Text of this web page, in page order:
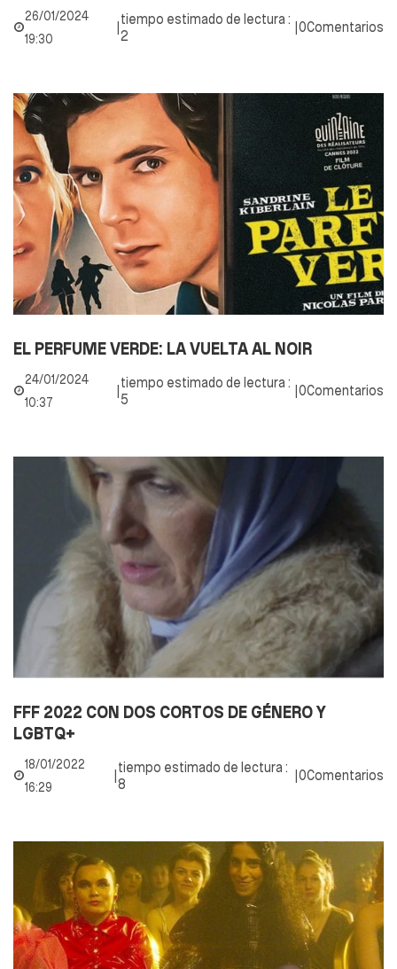
26/01/2024
19:30
|
tiempo estimado de lectura :
2
|0Comentarios
EL PERFUME VERDE: LA VUELTA AL NOIR
24/01/2024
10:37
|
tiempo estimado de lectura :
5
|0Comentarios
FFF 2022 CON DOS CORTOS DE GÉNERO Y
LGBTQ+
18/01/2022
16:29
|
tiempo estimado de lectura :
8
|0Comentarios